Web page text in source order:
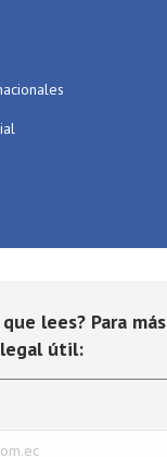
lees? Para más
útil: